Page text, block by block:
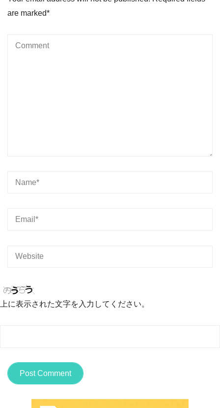
are marked*
上に表示された文字を入力してください。